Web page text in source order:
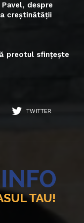
despre
creștinătății
preotul sfințește
TWITTER